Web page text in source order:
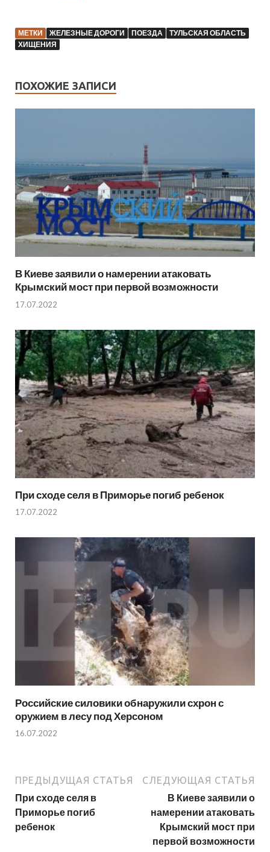
МЕТКИ ЖЕЛЕЗНЫЕ ДОРОГИ ПОЕЗДА
ТУЛЬСКАЯ ОБЛАСТЬ
ХИЩЕНИЯ
ПОХОЖИЕ ЗАПИСИ
В Киеве заявили о намерении атаковать
Крымский мост при первой возможности
17.07.2022
При сходе селя в Приморье погиб ребенок
17.07.2022
Российские силовики обнаружили схрон с
оружием в лесу под Херсоном
16.07.2022
ПРЕДЫДУЩАЯ СТАТЬЯ
При сходе селя в
Приморье погиб
ребенок
СЛЕДУЮЩАЯ СТАТЬЯ
В Киеве заявили о
намерении атаковать
Крымский мост при
первой возможности